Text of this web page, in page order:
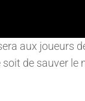
aux joueurs
de sauver le